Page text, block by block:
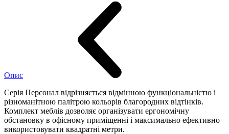
Опис
Серія Персонал відрізняється відмінною функціональністю і
різноманітною палітрою кольорів благородних відтінків.
Комплект меблів дозволяє організувати ергономічну
обстановку в офісному приміщенні і максимально ефективно
використовувати квадратні метри.